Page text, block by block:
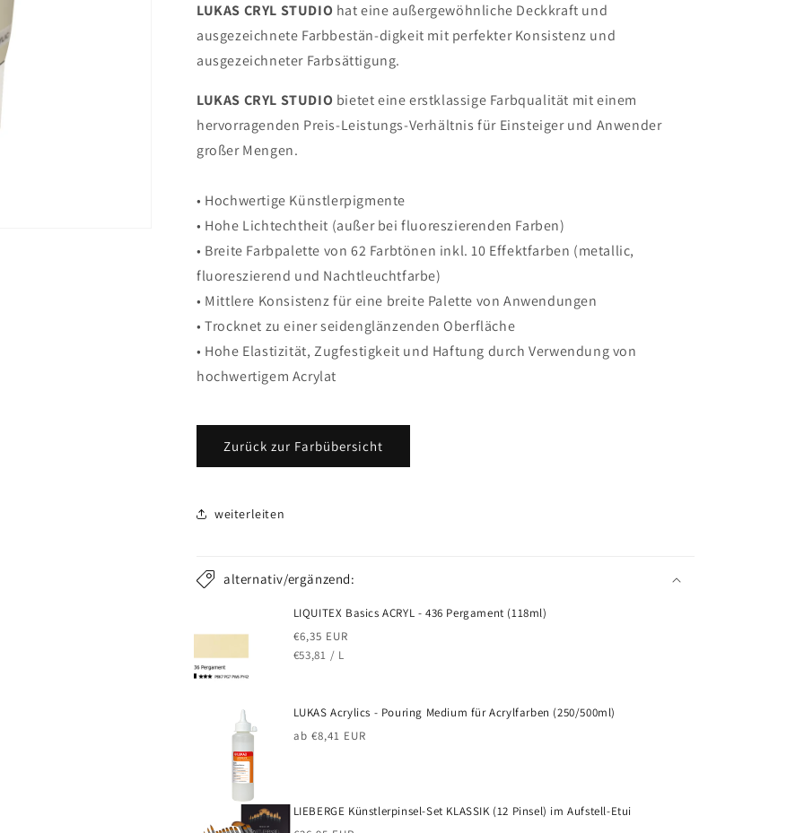
LUKAS CRYL STUDIO hat eine außergewöhnliche Deckkraft und
ausgezeichnete Farbbestän-digkeit mit perfekter Konsistenz und
ausgezeichneter Farbsättigung.
LUKAS CRYL STUDIO bietet eine erstklassige Farbqualität mit einem
hervorragenden Preis-Leistungs-Verhältnis für Einsteiger und Anwender
großer Mengen.
• Hochwertige Künstlerpigmente
• Hohe Lichtechtheit (außer bei fluoreszierenden Farben)
• Breite Farbpalette von 62 Farbtönen inkl. 10 Effektfarben (metallic,
fluoreszierend und Nachtleuchtfarbe)
• Mittlere Konsistenz für eine breite Palette von Anwendungen
• Trocknet zu einer seidenglänzenden Oberfläche
• Hohe Elastizität, Zugfestigkeit und Haftung durch Verwendung von
hochwertigem Acrylat
Zurück zur Farbübersicht
weiterleiten
alternativ/ergänzend:
LIQUITEX Basics ACRYL - 436 Pergament (118ml)
Normaler
Preis
€6,35 EUR
GRUNDPREIS
€53,81 / PRO
L
LUKAS Acrylics - Pouring Medium für Acrylfarben (250/500ml)
Normaler
ab €8,41 EUR
LIEBERGE Künstlerpinsel-Set KLASSIK (12 Pinsel) im Aufstell-Etui